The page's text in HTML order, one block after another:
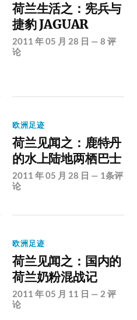
荷兰生活之：宪兵与
捷豹 JAGUAR
2011 年 05 月 28 日 —8 评
论
欧洲足迹
荷兰见闻之：鹿特丹
的水上陆地两栖巴士
2011 年 05 月 28 日 — 1条评
论
欧洲足迹
荷兰见闻之：国内的
荷兰奶粉混战记
2011 年 05 月 11 日 — 2 评
论